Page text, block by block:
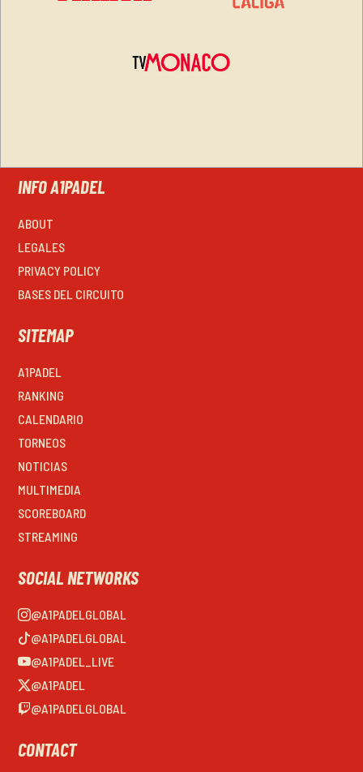
INFO A1PADEL
ABOUT
LEGALES
PRIVACY POLICY
BASES DEL CIRCUITO
SITEMAP
A1PADEL
RANKING
CALENDARIO
TORNEOS
NOTICIAS
MULTIMEDIA
SCOREBOARD
STREAMING
SOCIAL NETWORKS
@A1PADELGLOBAL
@A1PADELGLOBAL
@A1PADEL_LIVE
@A1PADEL
@A1PADELGLOBAL
CONTACT